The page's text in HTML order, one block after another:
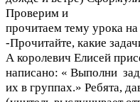
Проверим и
прочитаем тему урока
-Прочитайте, какие
А королевич Елисей
написано: « Выполни
их в группах.» Ребята,